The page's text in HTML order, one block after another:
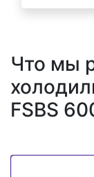
Что мы
FSBS